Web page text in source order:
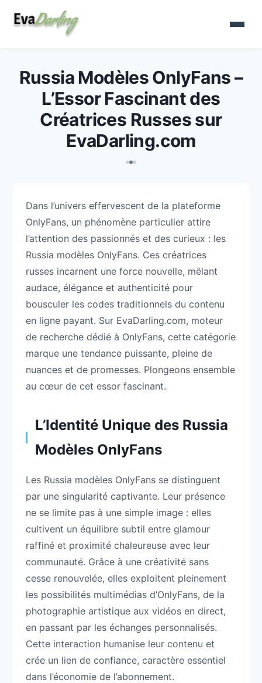
Russia Modèles OnlyFans –
L’Essor Fascinant des
Créatrices Russes sur
EvaDarling.com
Dans l’univers effervescent de la plateforme
OnlyFans, un phénomène particulier attire
l’attention des passionnés et des curieux : les
Russia modèles OnlyFans. Ces créatrices
russes incarnent une force nouvelle, mêlant
audace, élégance et authenticité pour
bousculer les codes traditionnels du contenu
en ligne payant. Sur EvaDarling.com, moteur
de recherche dédié à OnlyFans, cette catégorie
marque une tendance puissante, pleine de
nuances et de promesses. Plongeons ensemble
au cœur de cet essor fascinant.
L’Identité Unique des Russia
Modèles OnlyFans
Les Russia modèles OnlyFans se distinguent
par une singularité captivante. Leur présence
ne se limite pas à une simple image : elles
cultivent un équilibre subtil entre glamour
raffiné et proximité chaleureuse avec leur
communauté. Grâce à une créativité sans
cesse renouvelée, elles exploitent pleinement
les possibilités multimédias d’OnlyFans, de la
photographie artistique aux vidéos en direct,
en passant par les échanges personnalisés.
Cette interaction humanise leur contenu et
crée un lien de confiance, caractère essentiel
dans l’économie de l’abonnement.